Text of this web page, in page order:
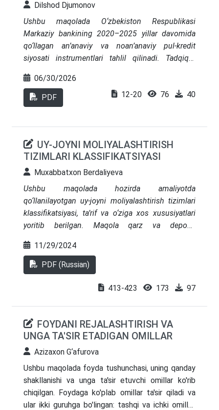
Dilshod Djumonov
Ushbu maqolada O‘zbekiston Respublikasi
Markaziy bankining 2020–2025 yillar davomida
qo‘llagan an’anaviy va noan’anaviy pul-kredit
siyosati instrumentlari tahlil qilinadi. Tadqiqot
obligatsiya emissiyasi, depozit auktsionlari, foiz
koridori va balans kengaytirish siyosatini qamrab
oladi. Statistik-empirik tahlil asosida Markaziy
barqarorlashtirish va bank tizimi likvidligini
tartibga solishdagi samaradorligi baholanadi.
06/30/2026
PDF 12-20 76 40
UY-JOYNI MOLIYALASHTIRISH
TIZIMLARI KLASSIFIKATSIYASI
Muxabbatxon Berdaliyeva
Ushbu maqolada hozirda amaliyotda
qo‘llanilayotgan uy-joyni moliyalashtirish tizimlari
klassifikatsiyasi, ta’rif va o‘ziga xos xususiyatlari
yoritib berilgan. Maqola qarz va depozit
ichiga olgan. Shuningdek, maqolada uy-joyni
moliyalashtirish tizimida asosiy moliyalashtiruvchi
iqtisodiyot subyeklari va moliyalashtirish
mexanizmlari ham keltiril o‘tilgan.
11/29/2024
PDF (Russian)
413-423 173 97
FOYDANI REJALASHTIRISH VA
UNGA TA'SIR ETADIGAN OMILLAR
Azizaxon G‘afurova
Ushbu maqolada foyda tushunchasi, uning qanday
shakllanishi va unga ta'sir etuvchi omillar ko'rib
chiqilgan. Foydaga ko'plab omillar ta'sir qiladi va
ular ikki guruhga bo'lingan: tashqi va ichki omillar.